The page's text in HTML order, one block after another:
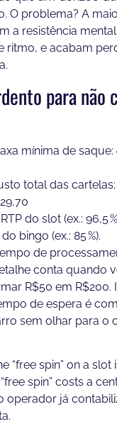
O problema? A
a resistência
ritmo, e acabam
para não
mínima de saque:
total das cartelas:
do slot (ex.: 96,5
bingo (ex.: 85 %).
de
conta quando
R$50 em R$200.
de espera é
sem olhar para o
“free spin” on a slot
spin” costs a
operador já